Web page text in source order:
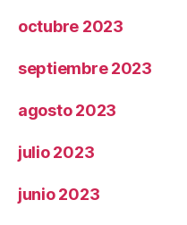
octubre 2023
septiembre 2023
agosto 2023
julio 2023
junio 2023